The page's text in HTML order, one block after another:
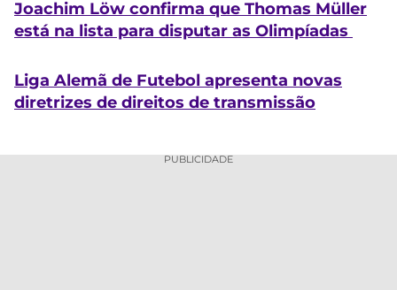
Joachim Löw confirma que Thomas Müller
está na lista para disputar as Olimpíadas
Liga Alemã de Futebol apresenta novas
diretrizes de direitos de transmissão
PUBLICIDADE